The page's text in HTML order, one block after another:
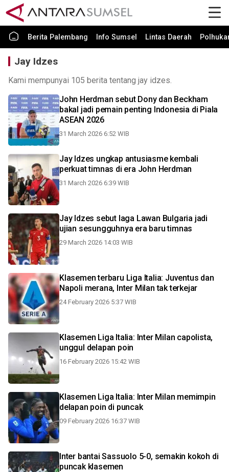
Berita Palembang Info Sumsel Lintas Daerah
Jay Idzes
Kami mempunyai 105 berita tentang jay idzes.
John Herdman sebut Dony dan Beckham
bakal jadi pemain penting Indonesia di Piala
ASEAN 2026
31 March 2026 6:52 WIB
Jay Idzes ungkap antusiasme kembali
perkuat timnas di era John Herdman
31 March 2026 6:39 WIB
Jay Idzes sebut laga Lawan Bulgaria jadi
ujian sesungguhnya era baru timnas
29 March 2026 14:03 WIB
Klasemen terbaru Liga Italia: Juventus dan
Napoli merana, Inter Milan tak terkejar
24 February 2026 5:37 WIB
Klasemen Liga Italia: Inter Milan capolista,
unggul delapan poin
16 February 2026 15:42 WIB
Klasemen Liga Italia: Inter Milan memimpin
delapan poin di puncak
09 February 2026 16:37 WIB
Inter bantai Sassuolo 5-0, semakin kokoh di
puncak klasemen